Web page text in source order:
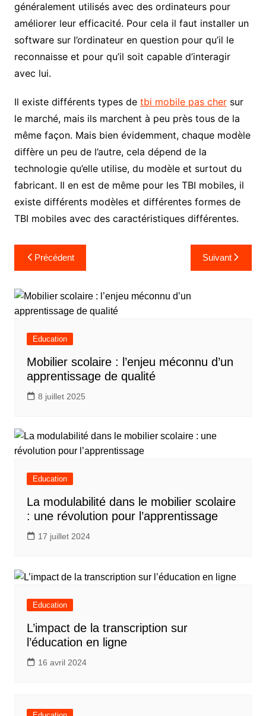
généralement utilisés avec des ordinateurs pour
améliorer leur efficacité. Pour cela il faut installer un
software sur l’ordinateur en question pour qu’il le
reconnaisse et pour qu’il soit capable d’interagir
avec lui.
Il existe différents types de tbi mobile pas chersur
le marché, mais ils marchent à peu près tous de la
même façon. Mais bien évidemment, chaque modèle
diffère un peu de l’autre, cela dépend de la
technologie qu’elle utilise, du modèle et surtout du
fabricant. Il en est de même pour les TBI mobiles, il
existe différents modèles et différentes formes de
TBI mobiles avec des caractéristiques différentes.
Navigation
de
l’article
Précédent Suivant
Education
Mobilier scolaire : l’enjeu méconnu d’un
apprentissage de qualité
8 juillet 2025
Education
La modulabilité dans le mobilier scolaire
: une révolution pour l’apprentissage
17 juillet 2024
Education
L’impact de la transcription sur
l’éducation en ligne
16 avril 2024